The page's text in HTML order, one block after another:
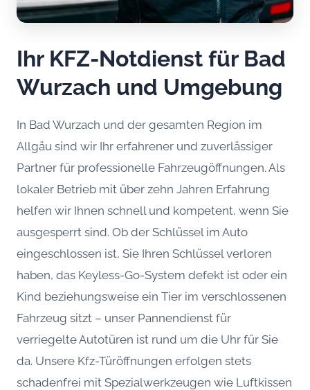
Ihr KFZ-Notdienst für Bad
Wurzach und Umgebung
In Bad Wurzach und der gesamten Region im
Allgäu sind wir Ihr erfahrener und zuverlässiger
Partner für professionelle Fahrzeugöffnungen. Als
lokaler Betrieb mit über zehn Jahren Erfahrung
helfen wir Ihnen schnell und kompetent, wenn Sie
ausgesperrt sind. Ob der Schlüssel im Auto
eingeschlossen ist, Sie Ihren Schlüssel verloren
haben, das Keyless-Go-System defekt ist oder ein
Kind beziehungsweise ein Tier im verschlossenen
Fahrzeug sitzt – unser Pannendienst für
verriegelte Autotüren ist rund um die Uhr für Sie
da. Unsere Kfz-Türöffnungen erfolgen stets
schadenfrei mit Spezialwerkzeugen wie Luftkissen